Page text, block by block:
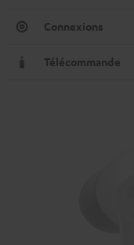
Connexions
Télécommande